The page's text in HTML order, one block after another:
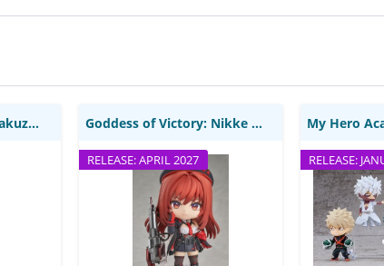
Naruto Shippuden - Kakuzu Figur / Ichibansho -...
RELEASE: APRIL 2027
Goddess of Victory: Nikke - Rapi Nendoroid /...
RELEASE: